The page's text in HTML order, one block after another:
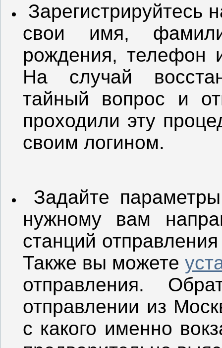
Зарегистрируйтесь
свои имя,
рождения, телефон
На случай
тайный вопрос и
проходили эту
своим логином.
Задайте
нужному вам
станций
Также вы можете
отправления.
отправлении из
с какого именно